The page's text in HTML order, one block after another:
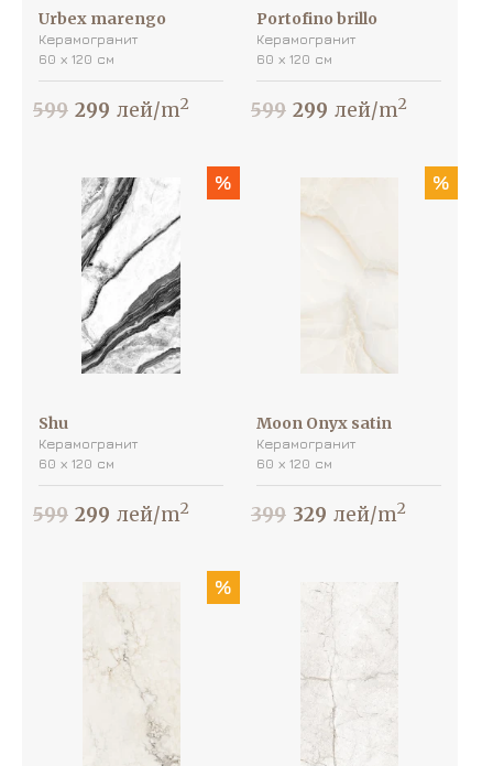
Urbex marengo
Керамогранит
60 х 120 см
599 299 лей/m2
Portofino brillo
Керамогранит
60 х 120 см
599 299 лей/m2
%
Shu
Керамогранит
60 х 120 см
599 299 лей/m2
%
Moon Onyx satin
Керамогранит
60 х 120 см
399 329 лей/m2
%